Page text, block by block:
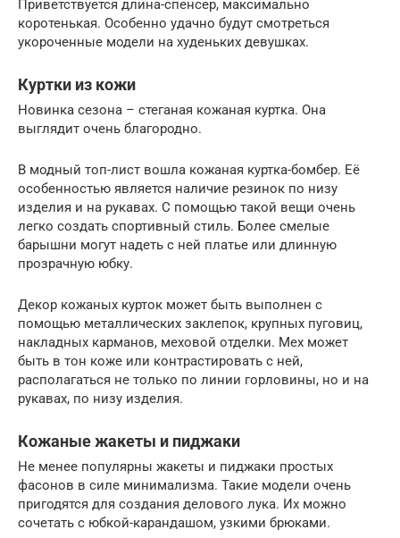
Приветствуется длина-спенсер, максимально
коротенькая. Особенно удачно будут смотреться
укороченные модели на худеньких девушках.
Куртки из кожи
Новинка сезона – стеганая кожаная куртка. Она
выглядит очень благородно.
В модный топ-лист вошла кожаная куртка-бомбер. Её
особенностью является наличие резинок по низу
изделия и на рукавах. С помощью такой вещи очень
легко создать спортивный стиль. Более смелые
барышни могут надеть с ней платье или длинную
прозрачную юбку.
Декор кожаных курток может быть выполнен с
помощью металлических заклепок, крупных пуговиц,
накладных карманов, меховой отделки. Мех может
быть в тон коже или контрастировать с ней,
располагаться не только по линии горловины, но и на
рукавах, по низу изделия.
Кожаные жакеты и пиджаки
Не менее популярны жакеты и пиджаки простых
фасонов в силе минимализма. Такие модели очень
пригодятся для создания делового лука. Их можно
сочетать с юбкой-карандашом, узкими брюками.